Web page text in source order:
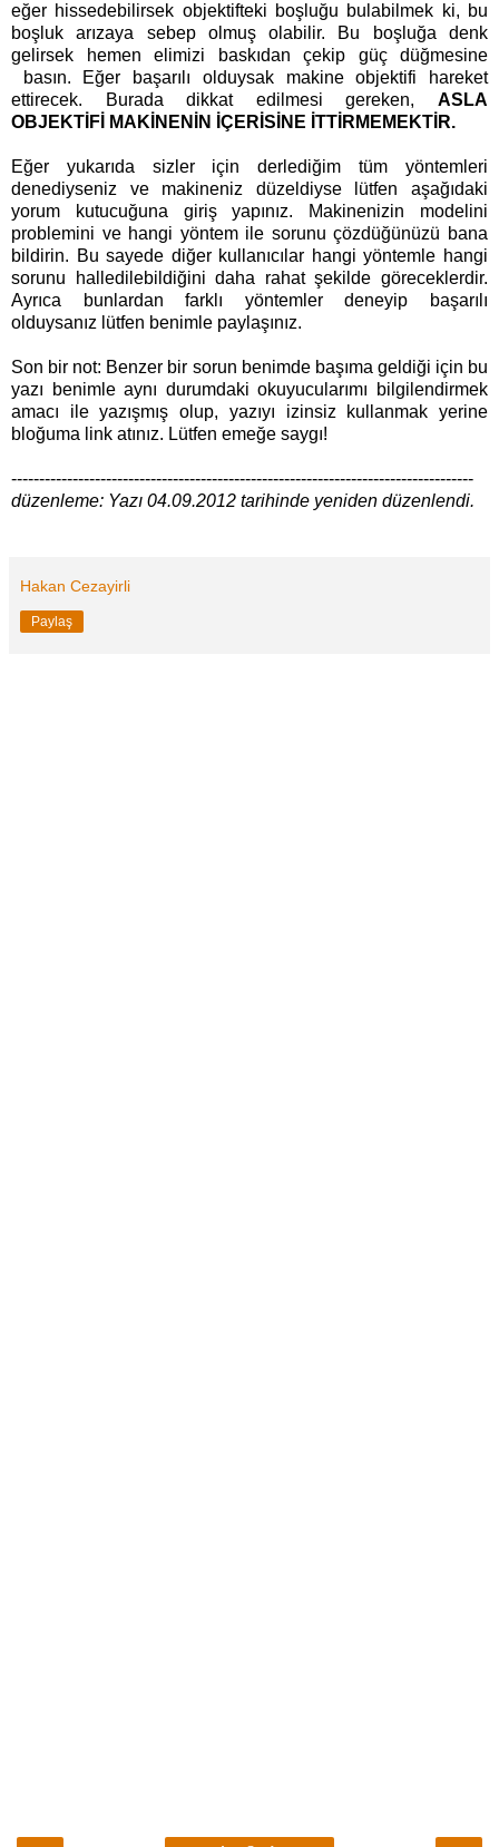
eğer hissedebilirsek objektifteki boşluğu bulabilmek ki, bu
boşluk arızaya sebep olmuş olabilir. Bu boşluğa denk
gelirsek hemen elimizi baskıdan çekip güç düğmesine
basın. Eğer başarılı olduysak makine objektifi hareket
ettirecek. Burada dikkat edilmesi gereken, ASLA
OBJEKTİFİ MAKİNENİN İÇERİSİNE İTTİRMEMEKTİR.
Eğer yukarıda sizler için derlediğim tüm yöntemleri
denediyseniz ve makineniz düzeldiyse lütfen aşağıdaki
yorum kutucuğuna giriş yapınız. Makinenizin modelini
problemini ve hangi yöntem ile sorunu çözdüğünüzü bana
bildirin. Bu sayede diğer kullanıcılar hangi yöntemle hangi
sorunu halledilebildiğini daha rahat şekilde göreceklerdir.
Ayrıca bunlardan farklı yöntemler deneyip başarılı
olduysanız lütfen benimle paylaşınız.
Son bir not: Benzer bir sorun benimde başıma geldiği için bu
yazı benimle aynı durumdaki okuyucularımı bilgilendirmek
amacı ile yazışmış olup, yazıyı izinsiz kullanmak yerine
bloğuma link atınız. Lütfen emeğe saygı!
-----------------------------------------------------------------------------------
düzenleme: Yazı 04.09.2012 tarihinde yeniden düzenlendi.
Hakan Cezayirli
Paylaş